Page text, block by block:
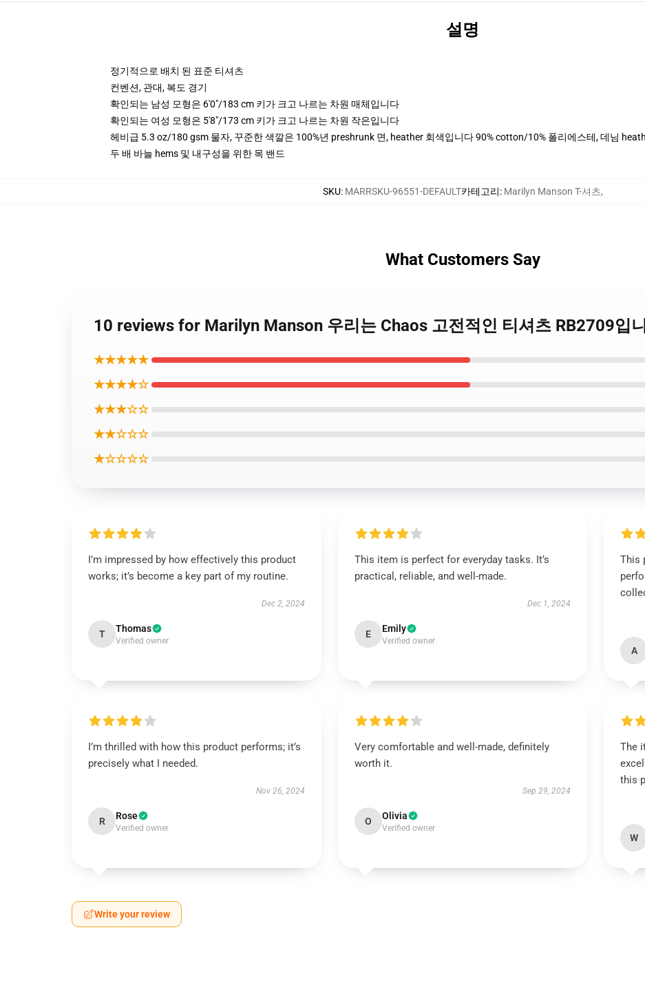
설명
정기적으로 배치 된 표준 티셔츠
컨벤션, 관대, 복도 경기
확인되는 남성 모형은 6'0"/183 cm 키가 크고 나르는 차원 매체입니다
확인되는 여성 모형은 5'8"/173 cm 키가 크고 나르는 차원 작은입니다
헤비급 5.3 oz/180 gsm 물자, 꾸준한 색깔은 100%년 preshrunk 면, heather 회색입니다 90% cotton/10% 폴리에스테, 데님
두 배 바늘 hems 및 내구성을 위한 목 밴드
SKU: MARRSKU-96551-DEFAULT카테고리: Marilyn Manson T-셔츠,
What Customers Say
10 reviews for Marilyn Manson 우리는 Chaos 고전적인 티셔츠 RB2709입
★★★★★
★★★★☆
★★★☆☆
★★☆☆☆
★☆☆☆☆
I’m impressed by how effectively this product
works; it’s become a key part of my routine.
Dec 2, 2024
T Thomas
Verified owner
This item is perfect for everyday tasks. It’s
practical, reliable, and well-made.
Dec 1, 2024
E Emily
Verified owner
This
A
I’m thrilled with how this product performs; it’s
precisely what I needed.
Nov 26, 2024
R Rose
Verified owner
Very comfortable and well-made, definitely
worth it.
Sep 29, 2024
O Olivia
Verified owner
The
this
W
Write your review